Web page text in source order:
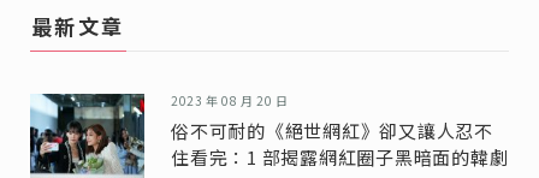
最新文章
2023 年 08 月 20 日
俗不可耐的《絕世網紅》卻又讓人忍不
住看完：1 部揭露網紅圈子黑暗面的韓劇